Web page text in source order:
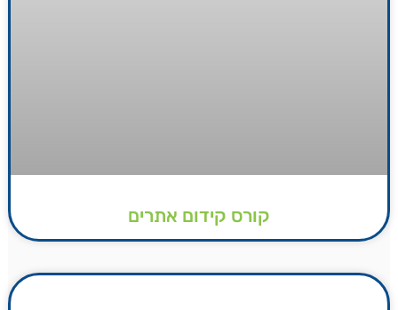
קורס קידום אתרים